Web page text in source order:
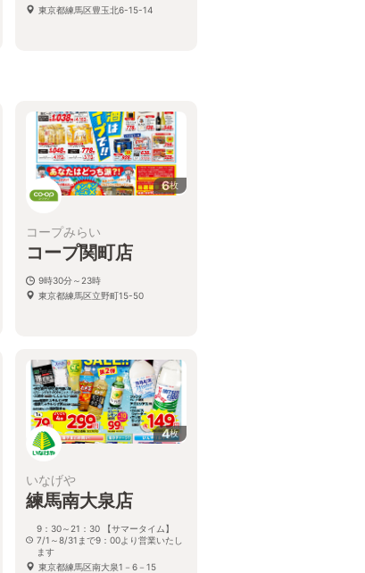
東京都練馬区豊玉北6-15-14
6枚
コープみらい
コープ関町店
9時30分～23時
東京都練馬区立野町15-50
4枚
いなげや
練馬南大泉店
9：30～21：30 【サマータイム】
7/1～8/31まで9：00より営業いたし
ます
東京都練馬区南大泉1－6－15